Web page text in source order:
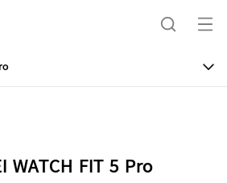
ကို
WATCH FIT 5 Pro